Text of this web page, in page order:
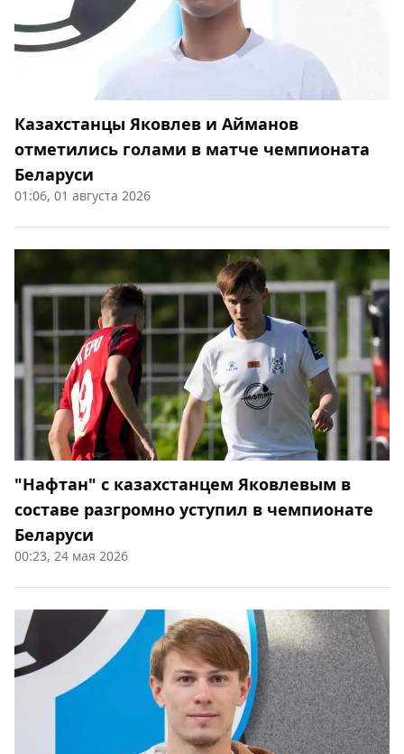
Казахстанцы Яковлев и Айманов
отметились голами в матче чемпионата
Беларуси
01:06, 01 августа 2026
"Нафтан" с казахстанцем Яковлевым в
составе разгромно уступил в чемпионате
Беларуси
00:23, 24 мая 2026